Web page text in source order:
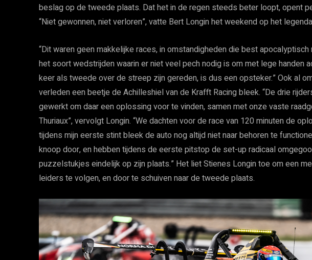
beslag op de tweede plaats. Dat het in de regen steeds beter loopt, opent
“Niet gewonnen, niet verloren”, vatte Bert Longin het weekend op het
“Dit waren geen makkelijke races, in omstandigheden die best
het soort wedstrijden waarin er niet veel pech nodig is om met lege handen
keer als tweede over de streep zijn gereden, is dus een opsteker.” Ook al
verleden een beetje de Achilleshiel van de Krafft Racing bleek. “De drie
gewerkt om daar een oplossing voor te vinden, samen met onze vaste
Thuriaux”, vervolgt Longin. “We dachten voor de race van 120 minuten de
tijdens mijn eerste stint bleek de auto nog altijd niet naar behoren te
knoop door, en hebben tijdens de eerste pitstop de set-up radicaal
puzzelstukjes eindelijk op zijn plaats.” Het liet Stienes Longin toe om een
leiders te volgen, en door te schuiven naar de tweede plaats.